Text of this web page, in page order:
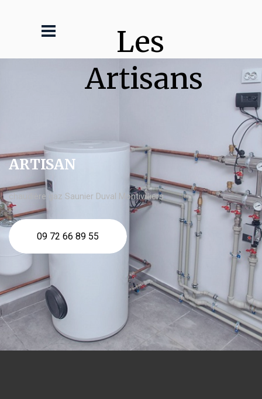
Les
Artisans
ARTISAN
chaudière gaz Saunier Duval Montivilliers
09 72 66 89 55